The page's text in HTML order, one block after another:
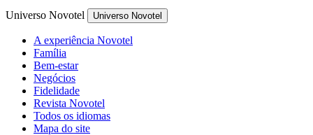
Universo Novotel Universo Novotel
A experiência Novotel
Família
Bem-estar
Negócios
Fidelidade
Revista Novotel
Todos os idiomas
Mapa do site